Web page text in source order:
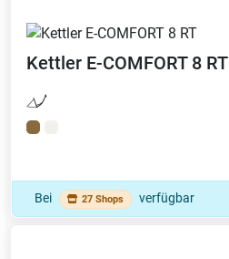
Kettler E-COMFORT 8 RT
Bei 27 Shops verfügbar